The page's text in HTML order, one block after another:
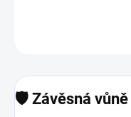
🛡️ Závěsná vůně